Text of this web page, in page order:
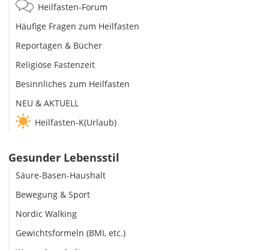
Heilfasten-Forum
Häufige Fragen zum Heilfasten
Reportagen & Bücher
Religiöse Fastenzeit
Besinnliches zum Heilfasten
NEU & AKTUELL
Heilfasten-K(Urlaub)
Gesunder Lebensstil
Säure-Basen-Haushalt
Bewegung & Sport
Nordic Walking
Gewichtsformeln (BMI, etc.)